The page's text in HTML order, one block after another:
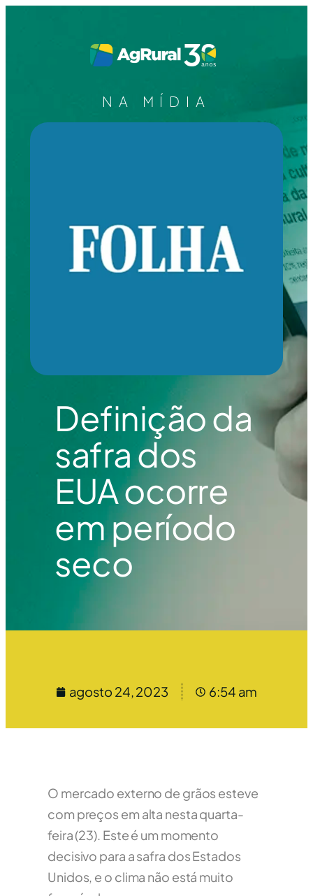
NA MÍDIA
Definição da
safra dos
EUA ocorre
em período
seco
agosto 24, 2023 6:54 am
O mercado externo de grãos esteve
com preços em alta nesta quarta-
feira (23). Este é um momento
decisivo para a safra dos Estados
Unidos, e o clima não está muito